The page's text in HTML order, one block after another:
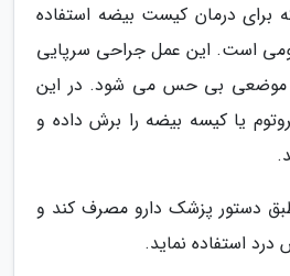
برای درمان کیست بیضه استفاده
است. این عمل جراحی سرپایی
موضعی بی حس می شود. در این
یا کیسه بیضه را برش داده و
طبق دستور پزشک دارو مصرف کند و
استفاده نماید.